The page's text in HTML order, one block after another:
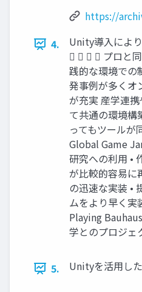
https://
4.
Unity導入によ
    プロと
践的な環境での
発事例が多くオ
が充実 産学連
て共通の環境構
ってもツールが
Global Game
研究への利用 •
が比較的容易に
の迅速な実装 •
ムをより早く実
Playing
学とのプロジェ
5. Unityを活用し